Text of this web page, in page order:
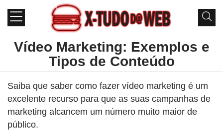
Vídeo Marketing: Exemplos e
Tipos de Conteúdo
Saiba que saber como fazer vídeo marketing é um
excelente recurso para que as suas campanhas de
marketing alcancem um número muito maior de
público.